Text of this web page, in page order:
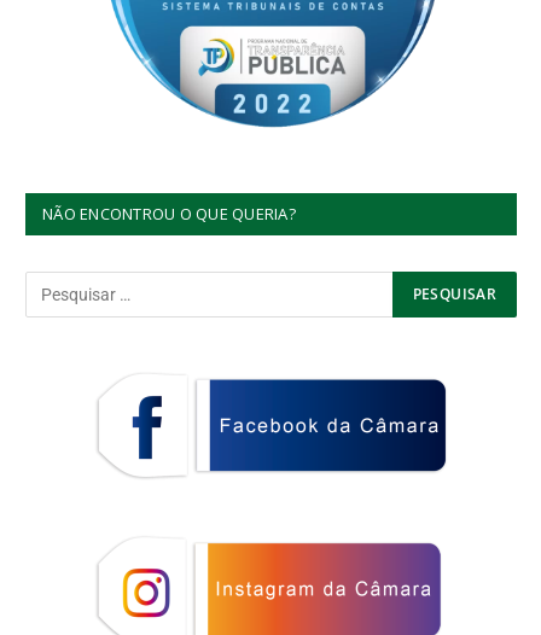
NÃO ENCONTROU O QUE QUERIA?